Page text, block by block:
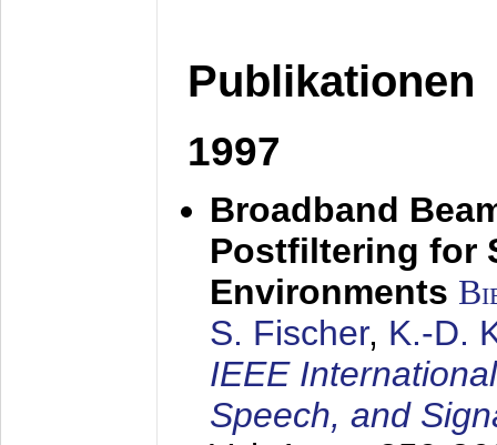
Publikationen
1997
Broadband
Postfiltering for
Environments
S. Fischer, K.-D.
IEEE
Speech, and